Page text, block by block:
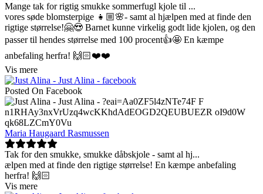
Mange tak for rigtig smukke sommerfugl kjole til ...
vores søde blomsterpige 👧🏼🌸- samt al hjælpen med at finde den
rigtige størrelse!🤗😍 Barnet kunne virkelig godt lide kjolen, og den
passer til hendes størrelse med 100 procent👍🤩 En kæmpe
anbefaling herfra! 🙌🏻❤️❤️
Vis mere
Posted On Facebook
Maria Haugaard Rasmussen
Tak for den smukke, smukke dåbskjole - samt al hj...
ælpen med at finde den rigtige størrelse! En kæmpe anbefaling
herfra! 🙌🏻
Vis mere